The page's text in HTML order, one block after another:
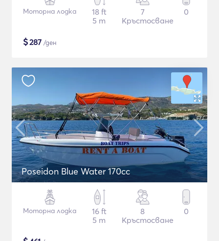
Моторна лодка
18 ft
5 m
7
Кръстосване
0
$287 /ден
Poseidon Blue Water 170cc
Моторна лодка
16 ft
5 m
8
Кръстосване
0